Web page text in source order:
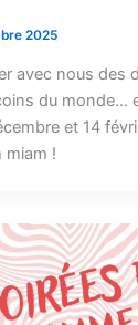
2025
avec nous des
du monde…
et 14
miam !